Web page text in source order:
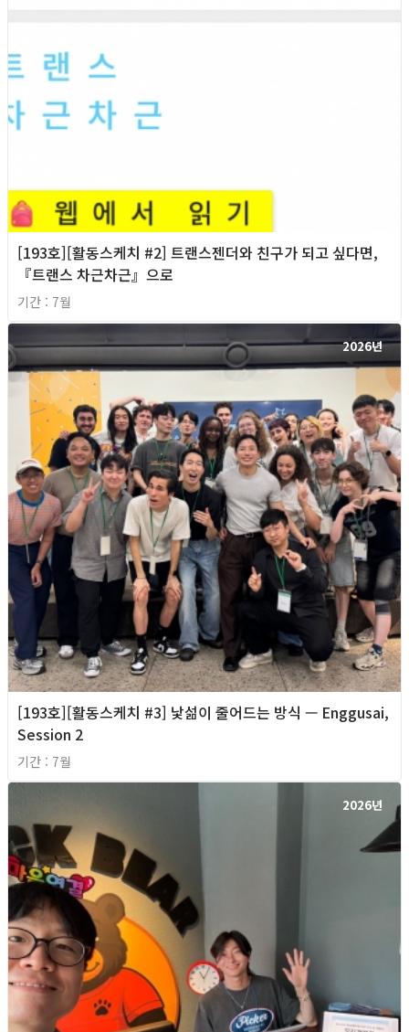
[193호][활동스케치 #2] 트랜스젠더와 친구가 되고 싶다면,
『트랜스 차근차근』으로
기간 : 7월
2026년
[193호][활동스케치 #3] 낯섦이 줄어드는 방식 — Enggusai,
Session 2
기간 : 7월
2026년